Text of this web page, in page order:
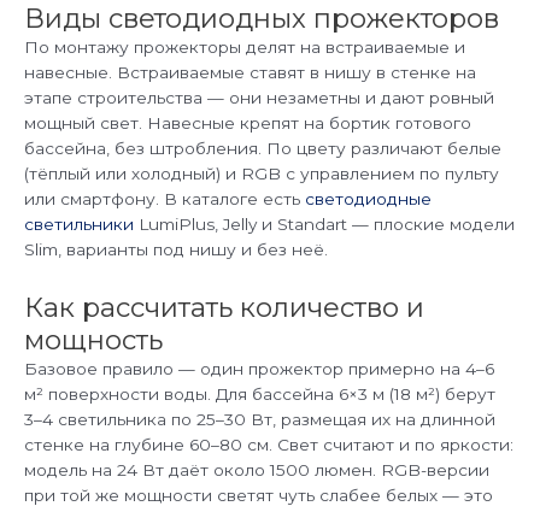
Виды светодиодных прожекторов
По монтажу прожекторы делят на встраиваемые и
навесные. Встраиваемые ставят в нишу в стенке на
этапе строительства — они незаметны и дают ровный
мощный свет. Навесные крепят на бортик готового
бассейна, без штробления. По цвету различают белые
(тёплый или холодный) и RGB с управлением по пульту
или смартфону. В каталоге есть светодиодные
светильники LumiPlus, Jelly и Standart — плоские модели
Slim, варианты под нишу и без неё.
Как рассчитать количество и
мощность
Базовое правило — один прожектор примерно на 4–6
м² поверхности воды. Для бассейна 6×3 м (18 м²) берут
3–4 светильника по 25–30 Вт, размещая их на длинной
стенке на глубине 60–80 см. Свет считают и по яркости:
модель на 24 Вт даёт около 1500 люмен. RGB-версии
при той же мощности светят чуть слабее белых — это